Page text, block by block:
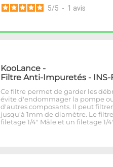
5/5 - 1 avis
KooLance -
Filtre Anti-Impuretés - INS-
Ce filtre permet de garder les
évite d'endommager la pompe
d'autres composants. Il peut
jusqu'à 1mm de diamètre. Le
filetage 1/4" Mâle et un filetage 1/